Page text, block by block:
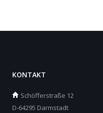
KONTAKT
Schöfferstraße 12
D-64295 Darmstadt